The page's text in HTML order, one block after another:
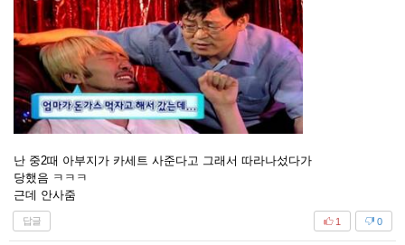
난 중2때 아부지가 카세트 사준다고 그래서 따라나섰다가
당했음 ㅋㅋㅋ
근데 안사줌
답글 0
1